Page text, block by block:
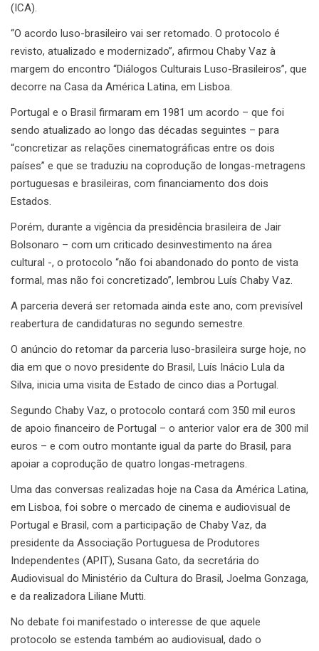
(ICA).
“O acordo luso-brasileiro vai ser retomado. O protocolo é
revisto, atualizado e modernizado”, afirmou Chaby Vaz à
margem do encontro “Diálogos Culturais Luso-Brasileiros”, que
decorre na Casa da América Latina, em Lisboa.
Portugal e o Brasil firmaram em 1981 um acordo – que foi
sendo atualizado ao longo das décadas seguintes – para
“concretizar as relações cinematográficas entre os dois
países” e que se traduziu na coprodução de longas-metragens
portuguesas e brasileiras, com financiamento dos dois
Estados.
Porém, durante a vigência da presidência brasileira de Jair
Bolsonaro – com um criticado desinvestimento na área
cultural -, o protocolo “não foi abandonado do ponto de vista
formal, mas não foi concretizado”, lembrou Luís Chaby Vaz.
A parceria deverá ser retomada ainda este ano, com previsível
reabertura de candidaturas no segundo semestre.
O anúncio do retomar da parceria luso-brasileira surge hoje, no
dia em que o novo presidente do Brasil, Luís Inácio Lula da
Silva, inicia uma visita de Estado de cinco dias a Portugal.
Segundo Chaby Vaz, o protocolo contará com 350 mil euros
de apoio financeiro de Portugal – o anterior valor era de 300 mil
euros – e com outro montante igual da parte do Brasil, para
apoiar a coprodução de quatro longas-metragens.
Uma das conversas realizadas hoje na Casa da América Latina,
em Lisboa, foi sobre o mercado de cinema e audiovisual de
Portugal e Brasil, com a participação de Chaby Vaz, da
presidente da Associação Portuguesa de Produtores
Independentes (APIT), Susana Gato, da secretária do
Audiovisual do Ministério da Cultura do Brasil, Joelma Gonzaga,
e da realizadora Liliane Mutti.
No debate foi manifestado o interesse de que aquele
protocolo se estenda também ao audiovisual, dado o